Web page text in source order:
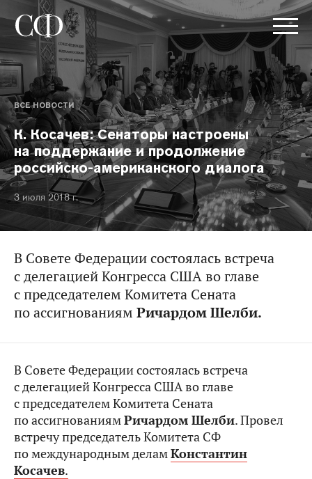
ВСЕ НОВОСТИ
К. Косачев: Сенаторы настроены
на поддержание и продолжение
российско-американского диалога
3 июля 2018 г.
В Совете Федерации состоялась встреча
с делегацией Конгресса США во главе
с председателем Комитета Сената
по ассигнованиям Ричардом Шелби.
В Совете Федерации состоялась встреча
с делегацией Конгресса США во главе
с председателем Комитета Сената
по ассигнованиямРичардом Шелби. Провел
встречу председатель Комитета СФ
по международным деламКонстантин
Косачев.